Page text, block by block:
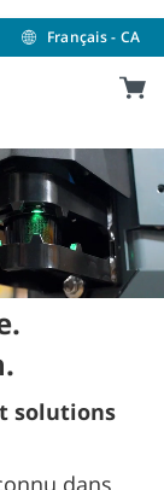
Français - CA
solutions
dans